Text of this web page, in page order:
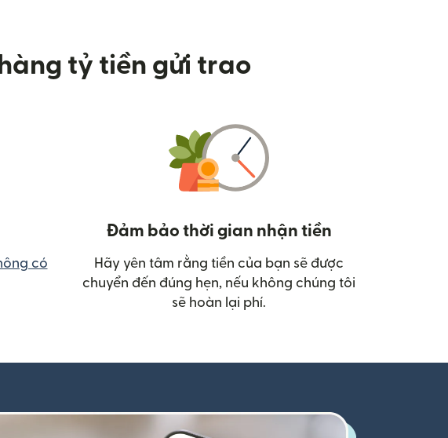
tỷ tiền gửi trao
có
cửa sổ mới)
Đảm bảo thời gian nhận tiền
Hãy yên tâm rằng tiền của bạn sẽ được
chuyển đến đúng hẹn, nếu không chúng tôi
sẽ hoàn lại phí.